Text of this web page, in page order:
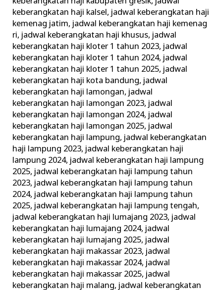
keberangkatan haji kalsel, jadwal keberangkatan haji
kemenag jatim, jadwal keberangkatan haji kemenag
ri, jadwal keberangkatan haji khusus, jadwal
keberangkatan haji kloter 1 tahun 2023, jadwal
keberangkatan haji kloter 1 tahun 2024, jadwal
keberangkatan haji kloter 1 tahun 2025, jadwal
keberangkatan haji kota bandung, jadwal
keberangkatan haji lamongan, jadwal
keberangkatan haji lamongan 2023, jadwal
keberangkatan haji lamongan 2024, jadwal
keberangkatan haji lamongan 2025, jadwal
keberangkatan haji lampung, jadwal keberangkatan
haji lampung 2023, jadwal keberangkatan haji
lampung 2024, jadwal keberangkatan haji lampung
2025, jadwal keberangkatan haji lampung tahun
2023, jadwal keberangkatan haji lampung tahun
2024, jadwal keberangkatan haji lampung tahun
2025, jadwal keberangkatan haji lampung tengah,
jadwal keberangkatan haji lumajang 2023, jadwal
keberangkatan haji lumajang 2024, jadwal
keberangkatan haji lumajang 2025, jadwal
keberangkatan haji makassar 2023, jadwal
keberangkatan haji makassar 2024, jadwal
keberangkatan haji makassar 2025, jadwal
keberangkatan haji malang, jadwal keberangkatan